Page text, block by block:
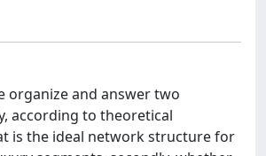
organize and answer two
according to theoretical
is the ideal network structure for